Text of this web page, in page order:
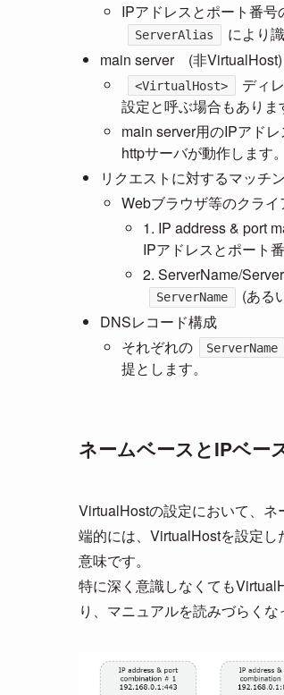
IPアドレスとポート番号
ServerAlias
により
main server (非VirtualHost)
<VirtualHost>
ディ
設定と呼ぶ場合もありま
main server用のIPアド
httpサーバが動作します。
リクエストに対するマッチ
Webブラウザ等のクラ
1. IP address & port
IPアドレスとポート
2. ServerName/
ServerName (ある
DNSレコード構成
それぞれの
ServerName
提とします。
ネームベースとIPベー
VirtualHostの設定において、ネ
端的には、VirtualHostを設定
意味です。
特に深く意識しなくても
り、マニュアルを読みづらくな